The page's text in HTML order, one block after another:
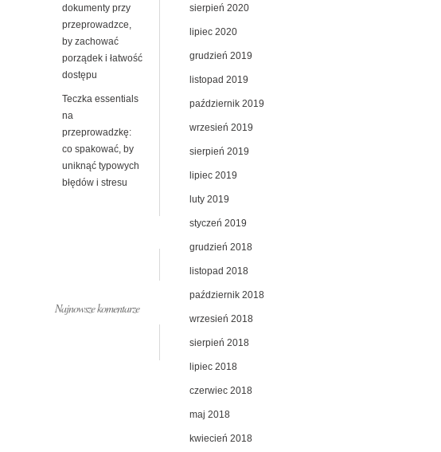
dokumenty przy
przeprowadzce,
by zachować
porządek i łatwość
dostępu
Teczka essentials
na
przeprowadzkę:
co spakować, by
uniknąć typowych
błędów i stresu
Najnowsze komentarze
sierpień 2020
lipiec 2020
grudzień 2019
listopad 2019
październik 2019
wrzesień 2019
sierpień 2019
lipiec 2019
luty 2019
styczeń 2019
grudzień 2018
listopad 2018
październik 2018
wrzesień 2018
sierpień 2018
lipiec 2018
czerwiec 2018
maj 2018
kwiecień 2018